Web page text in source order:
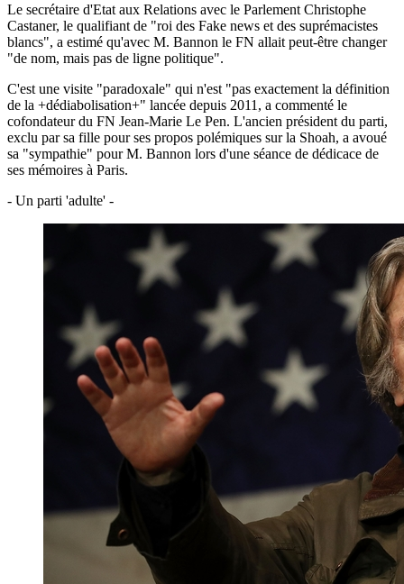
Le secrétaire d'Etat aux Relations avec le Parlement Christophe
Castaner, le qualifiant de "roi des Fake news et des suprémacistes
blancs", a estimé qu'avec M. Bannon le FN allait peut-être changer
"de nom, mais pas de ligne politique".
C'est une visite "paradoxale" qui n'est "pas exactement la définition
de la +dédiabolisation+" lancée depuis 2011, a commenté le
cofondateur du FN Jean-Marie Le Pen. L'ancien président du parti,
exclu par sa fille pour ses propos polémiques sur la Shoah, a avoué
sa "sympathie" pour M. Bannon lors d'une séance de dédicace de
ses mémoires à Paris.
- Un parti 'adulte' -